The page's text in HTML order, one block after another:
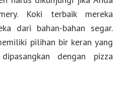
Koki terbaik mereka
dari bahan-bahan segar.
pilihan bir keran yang
dengan pizza